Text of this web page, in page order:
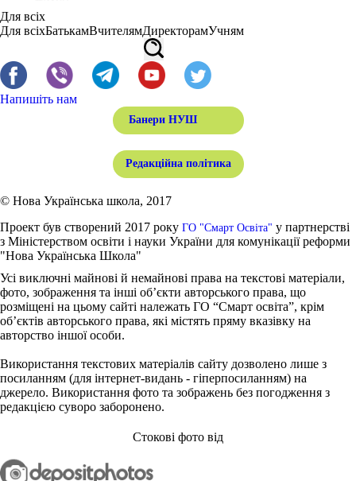
Для всіх
Для всіхБатькамВчителямДиректорамУчням
Напишіть нам
Банери НУШ
Редакційна політика
© Нова Українська школа, 2017
Проект був створений 2017 року ГО "Смарт Освіта" у партнерстві
з Міністерством освіти і науки України для комунікації реформи
"Нова Українська Школа"
Усі виключні майнові й немайнові права на текстові матеріали,
фото, зображення та інші об’єкти авторського права, що
розміщені на цьому сайті належать ГО “Смарт освіта”, крім
об’єктів авторського права, які містять пряму вказівку на
авторство іншої особи.
Використання текстових матеріалів сайту дозволено лише з
посиланням (для інтернет-видань - гіперпосиланням) на
джерело. Використання фото та зображень без погодження з
редакцією суворо заборонено.
Стокові фото від